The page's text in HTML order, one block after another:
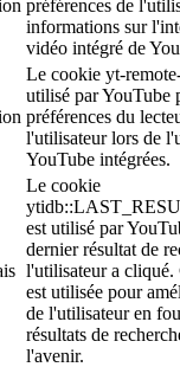
préférences de
informations sur
vidéo intégré de
Le cookie yt-
utilisé par YouTube
préférences du
l'utilisateur lors de
YouTube intégrées.
Le cookie
est utilisé par
dernier résultat de
l'utilisateur a
est utilisée pour
de l'utilisateur en
résultats de
l'avenir.